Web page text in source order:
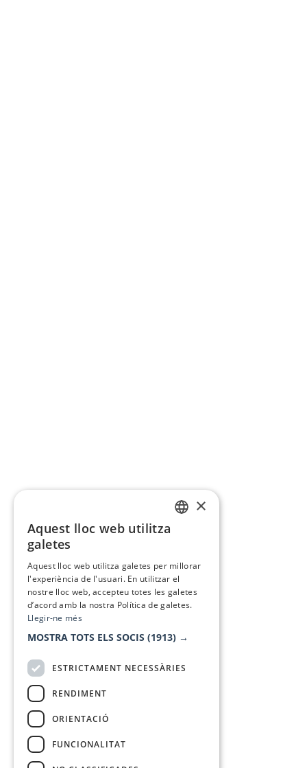
×
Aquest lloc web utilitza
galetes
Aquest lloc web utilitza galetes per millorar
l'experiència de l'usuari. En utilitzar el
nostre lloc web, accepteu totes les galetes
d’acord amb la nostra Política de galetes.
Llegir-ne més
MOSTRA TOTS ELS SOCIS (1913) →
ESTRICTAMENT NECESSÀRIES
RENDIMENT
ORIENTACIÓ
FUNCIONALITAT